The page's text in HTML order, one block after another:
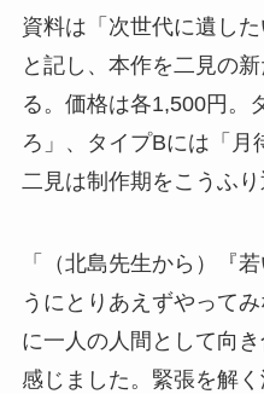
資料は「次世代に遺した
と記し、本作を二見の
る。価格は各1,500円。
ろ」、タイプBには「月
二見は制作期をこうふり
「（北島先生から）『
うにとりあえずやって
に一人の人間として向
感じました。緊張を解く